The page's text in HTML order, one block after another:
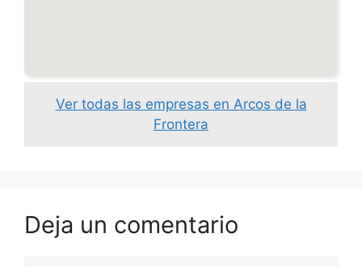
Ver todas las empresas en Arcos de la
Frontera
Deja un comentario